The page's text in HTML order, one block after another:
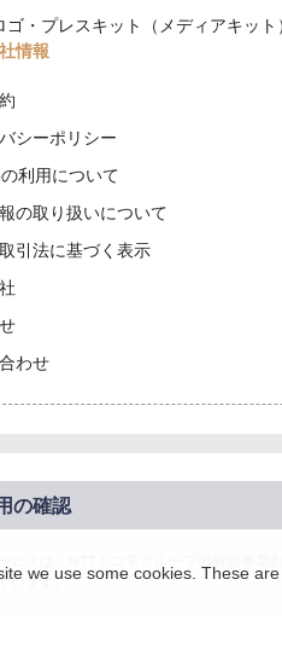
・プレスキット（メディアキット
情報
シーポリシー
利用について
の取り扱いについて
引法に基づく表示
わせ
います。
we use some cookies. These